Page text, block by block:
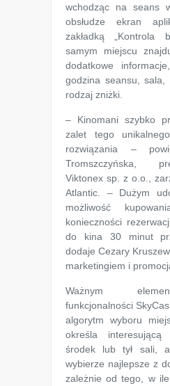
wchodząc na seans
obsłudze ekran
zakładką „Kontrola
samym miejscu
dodatkowe
godzina seansu,
rodzaj zniżki.
– Kinomani szybko
zalet tego
rozwiązania –
Tromszczyńska,
Viktonex sp. z o.o.,
Atlantic. – Dużym
możliwość
konieczności
do kina 30 minut
dodaje Cezary
marketingiem i
Ważnym
funkcjonalności
algorytm wyboru
określa
środek lub tył sali,
wybierze najlepsze z
zależnie od tego, w